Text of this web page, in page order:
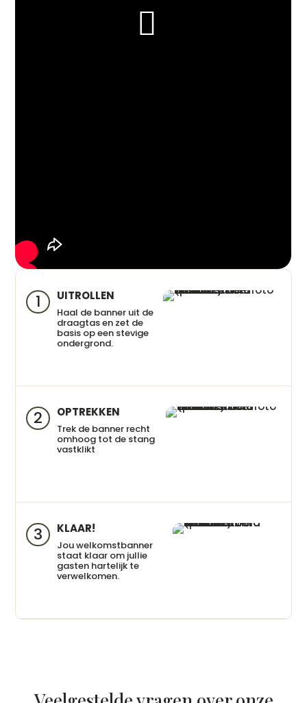
1 UITROLLEN
Haal de banner uit de
draagtas en zet de
basis op een stevige
ondergrond.
2 OPTREKKEN
Trek de banner recht
omhoog tot de stang
vastklikt
3 KLAAR!
Jou welkomstbanner
staat klaar om jullie
gasten hartelijk te
verwelkomen.